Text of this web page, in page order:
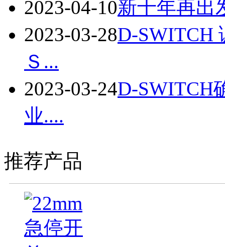
2023-04-10新十年再出
2023-03-28D-SWITCH
Ｓ...
2023-03-24D-SWITCH
业....
推荐产品